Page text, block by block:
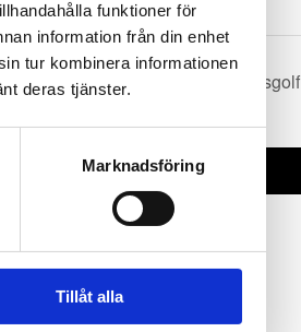
funktioner för
information från din enhet
tur kombinera informationen
deras tjänster.
Marknadsföring
Tillåt alla
Tisdagsgolf
TANNUS